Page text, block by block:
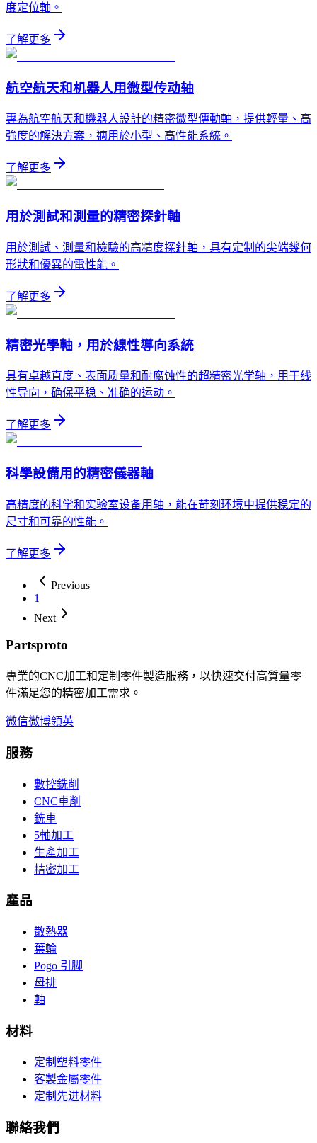
度定位軸。
了解更多
航空航天和机器人用微型传动轴
專為航空航天和機器人設計的精密微型傳動軸，提供輕量、高
強度的解決方案，適用於小型、高性能系統。
了解更多
用於測試和測量的精密探針軸
用於測試、測量和檢驗的高精度探針軸，具有定制的尖端幾何
形狀和優異的電性能。
了解更多
精密光學軸，用於線性導向系統
具有卓越直度、表面质量和耐腐蚀性的超精密光学轴，用于线
性导向，确保平稳、准确的运动。
了解更多
科學設備用的精密儀器軸
高精度的科学和实验室设备用轴，能在苛刻环境中提供稳定的
尺寸和可靠的性能。
了解更多
Previous
1
Next
Partsproto
專業的CNC加工和定制零件製造服務，以快速交付高質量零
件滿足您的精密加工需求。
微信微博領英
服務
數控銑削
CNC車削
銑車
5軸加工
生產加工
精密加工
產品
散熱器
葉輪
Pogo 引脚
母排
軸
材料
定制塑料零件
客製金屬零件
定制先进材料
聯絡我們